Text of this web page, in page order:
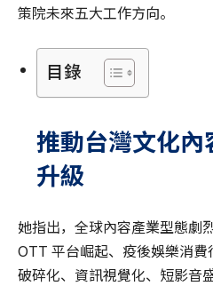
策院未來五大工作方向。
目錄
推動台灣文化
升級
她指出，全球內容產業型態劇
OTT 平台崛起、疫後娛樂消
破碎化、資訊視覺化、短影音